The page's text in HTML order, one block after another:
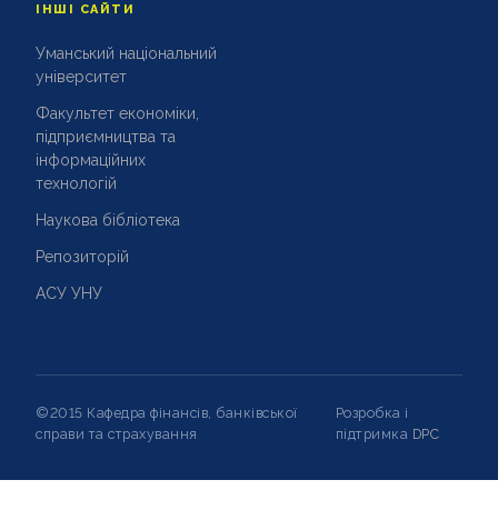
ІНШІ САЙТИ
Уманський національний
університет
Факультет економіки,
підприємництва та
інформаційних
технологій
Наукова бібліотека
Репозиторій
АСУ УНУ
©2015 Кафедра фінансів, банківської
справи та страхування
Розробка і
підтримка DPC